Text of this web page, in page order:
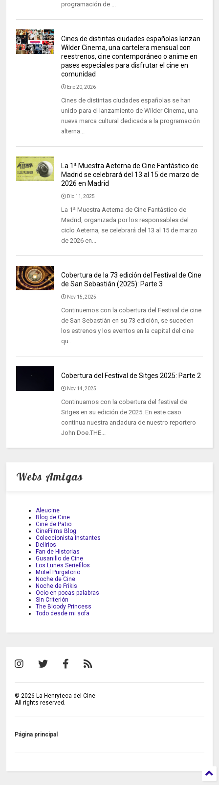
programación de ...
Cines de distintas ciudades españolas lanzan
Wilder Cinema, una cartelera mensual con
reestrenos, cine contemporáneo o anime en
pases especiales para disfrutar el cine en
comunidad
Ene 20, 2026
Cines de distintas ciudades españolas se han
unido para el lanzamiento de Wilder Cinema, una
nueva marca cultural dedicada a la programación
alterna...
La 1ª Muestra Aeterna de Cine Fantástico de
Madrid se celebrará del 13 al 15 de marzo de
2026 en Madrid
Dic 11, 2025
La 1ª Muestra Aeterna de Cine Fantástico de
Madrid, organizada por los responsables del
ciclo Aeterna, se celebrará del 13 al 15 de marzo
de 2026 en...
Cobertura de la 73 edición del Festival de Cine
de San Sebastián (2025): Parte 3
Nov 15, 2025
Continuemos con la cobertura del Festival de cine
de San Sebastián en su 73 edición, se suceden
los estrenos y los eventos en la capital del cine
qu...
Cobertura del Festival de Sitges 2025: Parte 2
Nov 14, 2025
Continuamos con la cobertura del festival de
Sitges en su edición de 2025. En este caso
continua nuestra andadura de nuestro reportero
John Doe.THE...
Webs Amigas
Aleucine
Blog de Cine
Cine de Patio
CineFilms Blog
Coleccionista Instantes
Delirios
Fan de Historias
Gusanillo de Cine
Los Lunes Seriefilos
Motel Purgatorio
Noche de Cine
Noche de Frikis
Ocio en pocas palabras
Sin Criterión
The Bloody Princess
Todo desde mi sofa
©2026 La Henryteca del Cine
All rights reserved.
Página principal